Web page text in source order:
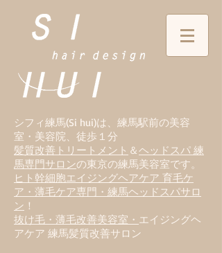
シフィ練馬(Si hui)は、 練馬駅前の美容
室・美容院、徒歩１分
髪質改善トリートメント ＆ヘッドスパ 練
馬専門サロンの東京の練馬美容室です。
ヒト幹細胞エイジングヘアケア 育毛ケ
ア・薄毛ケア専門・練馬ヘッドスパサロ
ン ！
抜け毛・薄毛改善美容室・ エイジングヘ
アケア 練馬髪質改善サロン